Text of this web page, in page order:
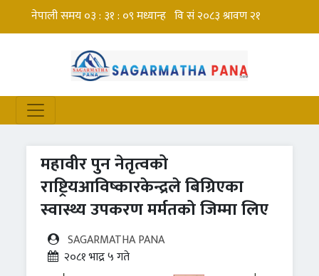
महावीर पुन नेतृत्वको
राष्ट्रियआविष्कारकेन्द्रले बिग्रिएका
स्वास्थ्य उपकरण मर्मतको जिम्मा लिए
SAGARMATHA PANA
२०८१ भाद्र ५ गते